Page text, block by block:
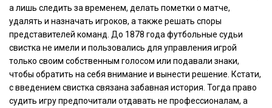
а лишь следить за временем, делать пометки о матче,
удалять и назначать игроков, а также решать споры
представителей команд. До 1878 года футбольные судьи
свистка не имели и пользовались для управления игрой
только своим собственным голосом или подавали знаки,
чтобы обратить на себя внимание и вынести решение. Кстати,
с введением свистка связана забавная история. Тогда право
судить игру предпочитали отдавать не профессионалам, а